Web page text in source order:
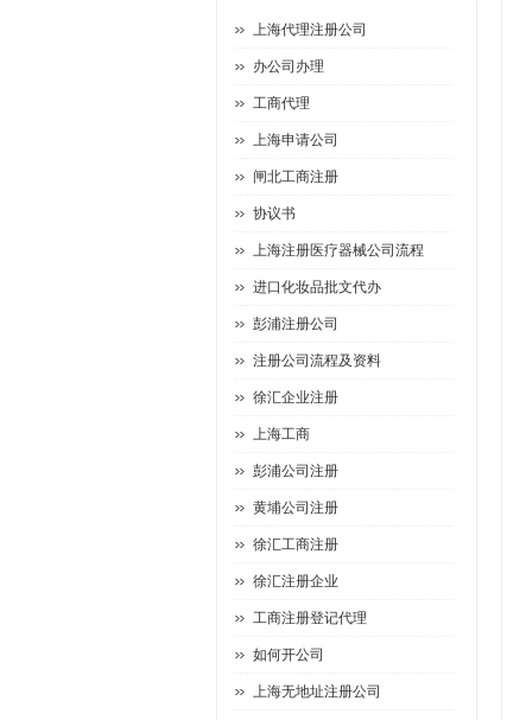
上海代理注册公司
办公司办理
工商代理
上海申请公司
闸北工商注册
协议书
上海注册医疗器械公司流程
进口化妆品批文代办
彭浦注册公司
注册公司流程及资料
徐汇企业注册
上海工商
彭浦公司注册
黄埔公司注册
徐汇工商注册
徐汇注册企业
工商注册登记代理
如何开公司
上海无地址注册公司